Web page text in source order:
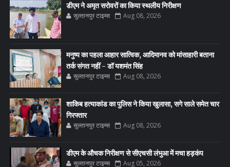
डीएम ने अमृत सरोवरों का किया स्थलीय निरीक्षण
सुल्तानपुर टाइम्स Aug 08, 2026
मनुष्य का पहला आहार सात्विक, आदिमानव को मांसाहारी बताना
तर्क संगत नहीं - डॉ यशमंत सिंह
सुल्तानपुर टाइम्स Aug 08, 2026
शाकिब हत्याकांड का पुलिस ने किया खुलासा, सगे साले समेत चार
गिरफ्तार
सुल्तानपुर टाइम्स Aug 08, 2026
डीएम के औचक निरीक्षण से सीएचसी लंभुआ में मचा हड़कंप
सुल्तानपुर टाइम्स Aug 05, 2026